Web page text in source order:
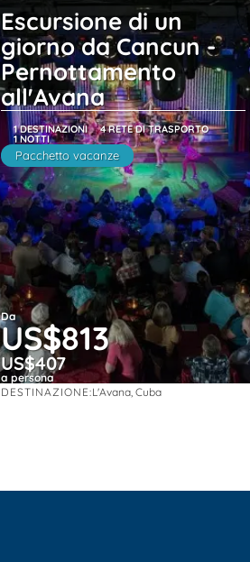
Escursione di un
giorno da Cancun -
Pernottamento
all'Avana
1 DESTINAZIONI 4 RETE DI TRASPORTO
1 NOTTI
Pacchetto vacanze
Da
US$813
US$407
a persona
Vedere
DESTINAZIONE:L'Avana, Cuba